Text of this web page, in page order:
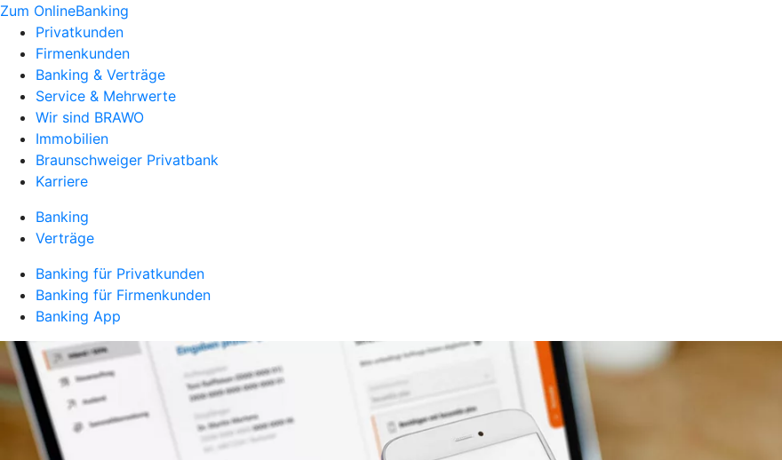
Zum OnlineBanking
Privatkunden
Firmenkunden
Banking & Verträge
Service & Mehrwerte
Wir sind BRAWO
Immobilien
Braunschweiger Privatbank
Karriere
Banking
Verträge
Banking für Privatkunden
Banking für Firmenkunden
Banking App